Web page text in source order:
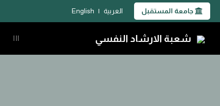
جامعة المستقبل العربية |
English
شعبة الارشاد النفسي |||